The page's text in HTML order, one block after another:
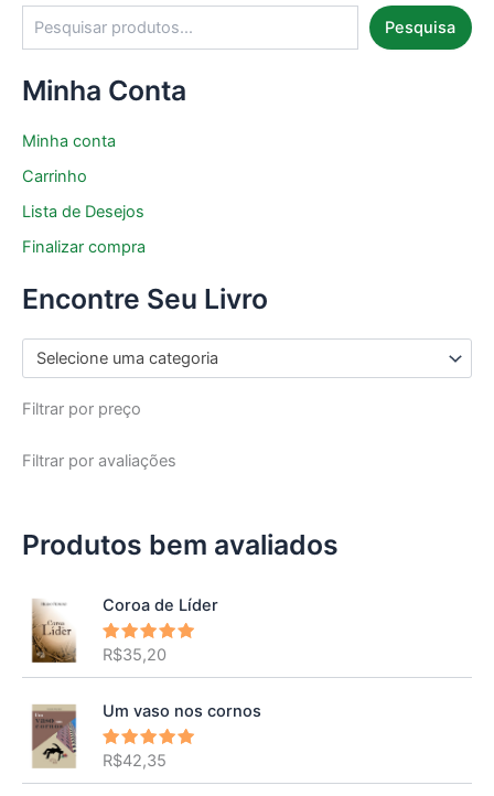
Pesquisa
Minha Conta
Minha conta
Carrinho
Lista de Desejos
Finalizar compra
Encontre Seu Livro
Selecione uma categoria
Filtrar por preço
Filtrar por avaliações
Produtos bem avaliados
Coroa de Líder
Avaliação
de 5
R$35,20
Um vaso nos cornos
Avaliação
de 5
R$42,35